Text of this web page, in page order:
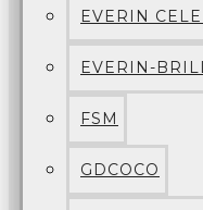
EVERIN
EVERIN-
FSM
GDCOCO